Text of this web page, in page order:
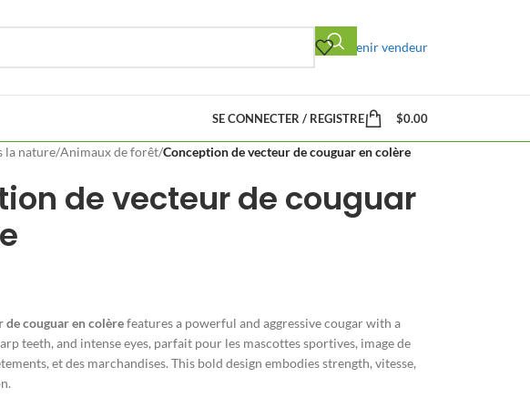
Devenir vendeur
SE CONNECTER / REGISTRE $0.00
la nature/Animaux de forêt/Conception de vecteur de couguar en colère
de vecteur de couguar
de couguar en colèrefeatures a powerful and aggressive cougar with a
teeth, and intense eyes, parfait pour les mascottes sportives, image de
et des marchandises. This bold design embodies strength, vitesse,
.